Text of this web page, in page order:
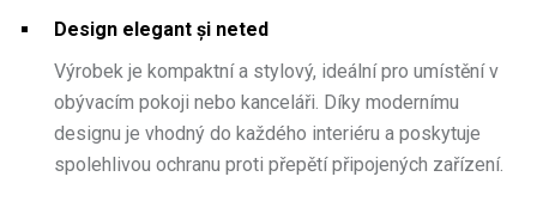
Design elegant și neted
Výrobek je kompaktní a stylový, ideální pro umístění v
obývacím pokoji nebo kanceláři. Díky modernímu
designu je vhodný do každého interiéru a poskytuje
spolehlivou ochranu proti přepětí připojených zařízení.